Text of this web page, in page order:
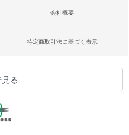
会社概要
特定商取引法に基づく表示
る